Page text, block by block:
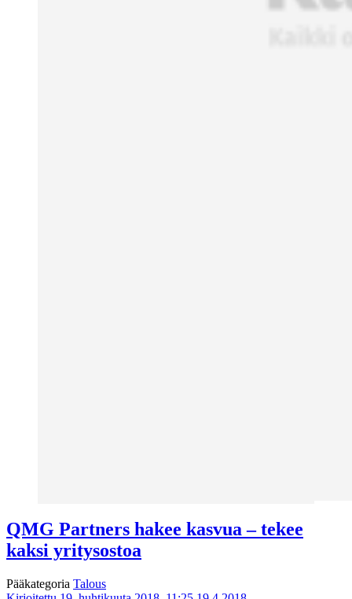
QMG Partners hakee kasvua – tekee
kaksi yritysostoa
Pääkategoria Talous